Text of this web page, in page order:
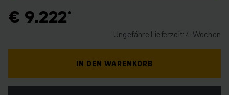
€ 9.222
Ungefähre Lieferzeit: 4 Wochen
IN DEN WARENKORB